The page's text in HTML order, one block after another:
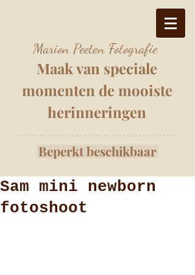
Marion Peeten Fotografie
Maak van speciale
momenten de mooiste
herinneringen
*****************************************
Beperkt beschikbaar
Sam mini newborn
fotoshoot